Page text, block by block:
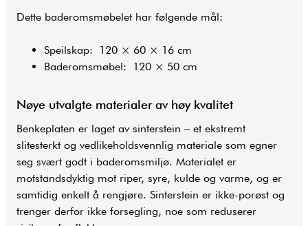
Dette baderomsmøbelet har følgende mål:
Speilskap: 120 × 60 × 16 cm
Baderomsmøbel: 120 × 50 cm
Nøye utvalgte materialer av høy kvalitet
Benkeplaten er laget av sinterstein – et ekstremt
slitesterkt og vedlikeholdsvennlig materiale som egner
seg svært godt i baderomsmiljø. Materialet er
motstandsdyktig mot riper, syre, kulde og varme, og er
samtidig enkelt å rengjøre. Sinterstein er ikke-porøst og
trenger derfor ikke forsegling, noe som reduserer